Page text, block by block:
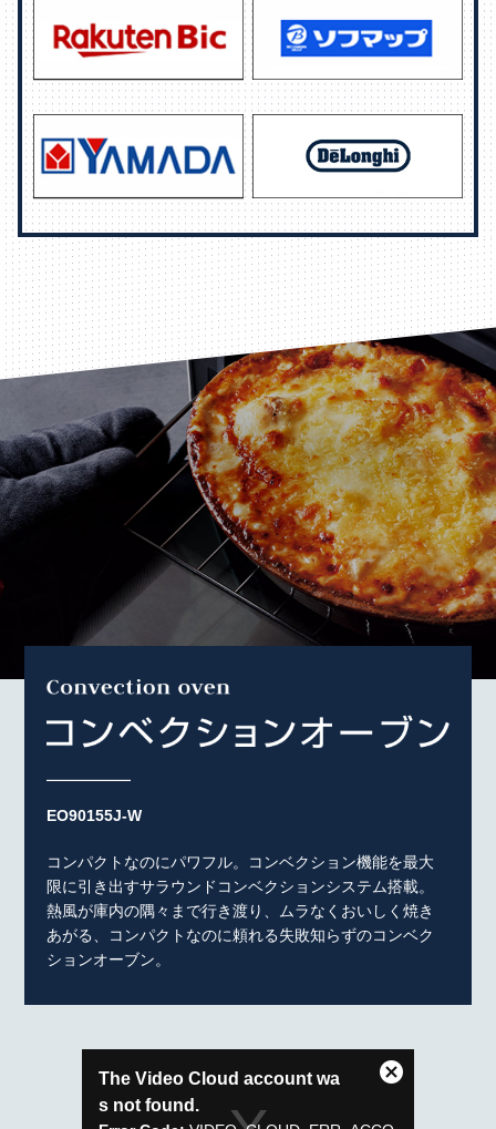
EO90155J-W
コンパクトなのにパワフル。コンベクション機能を最大
限に引き出すサラウンドコンベクションシステム搭載。
熱風が庫内の隅々まで行き渡り、ムラなくおいしく焼き
あがる、コンパクトなのに頼れる失敗知らずのコンベク
ションオーブン。
The Video Cloud account wa
s not found.